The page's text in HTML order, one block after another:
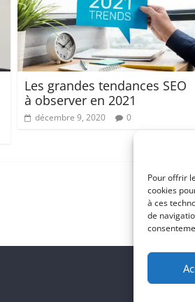
Pour offrir
cookies
à ces
de
Les grandes tendances SEO
à observer en 2021
décembre 9, 2020 0